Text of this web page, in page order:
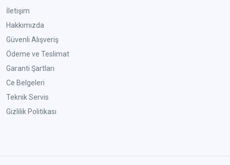
İletişim
Hakkımızda
Güvenli Alışveriş
Ödeme ve Teslimat
Garanti Şartları
Ce Belgeleri
Teknik Servis
Gizlilik Politikası